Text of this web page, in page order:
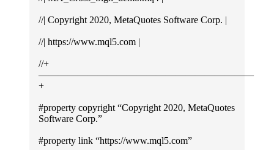
//| Copyright 2020, MetaQuotes Software Corp. |
//| https://www.mql5.com |
//+
——————————————————————
+
#property copyright “Copyright 2020, MetaQuotes
Software Corp.”
#property link “https://www.mql5.com”